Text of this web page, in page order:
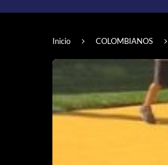
Inicio COLOMBIANOS